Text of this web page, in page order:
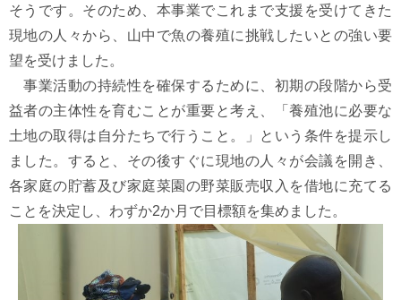
そうです。そのため、本事業でこれまで支援を受けてきた
現地の人々から、山中で魚の養殖に挑戦したいとの強い要
望を受けました。
事業活動の持続性を確保するために、初期の段階から受
益者の主体性を育むことが重要と考え、「養殖池に必要な
土地の取得は自分たちで行うこと。」という条件を提示し
ました。すると、その後すぐに現地の人々が会議を開き、
各家庭の貯蓄及び家庭菜園の野菜販売収入を借地に充てる
ことを決定し、わずか2か月で目標額を集めました。